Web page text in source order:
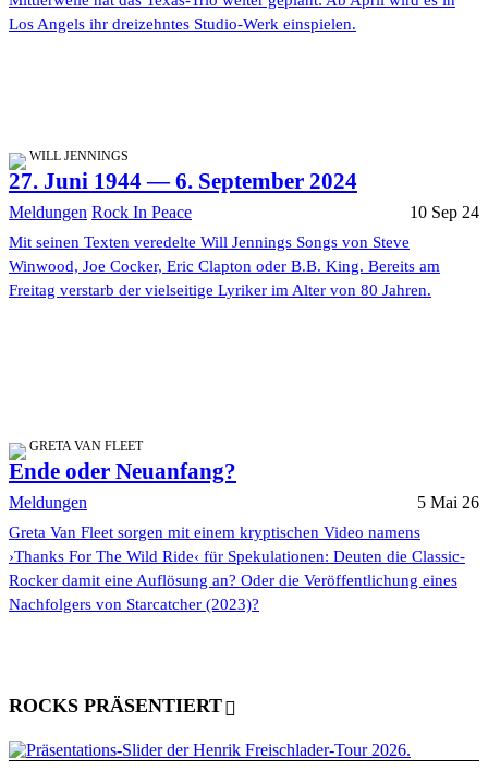
Los Angels ihr dreizehntes Studio-Werk einspielen.
WILL JENNINGS
27. Juni 1944 — 6. September 2024
Meldungen Rock In Peace 10 Sep 24
Mit seinen Texten veredelte Will Jennings Songs von Steve
Winwood, Joe Cocker, Eric Clapton oder B.B. King. Bereits am
Freitag verstarb der vielseitige Lyriker im Alter von 80 Jahren.
GRETA VAN FLEET
Ende oder Neuanfang?
Meldungen 5 Mai 26
Greta Van Fleet sorgen mit einem kryptischen Video namens
›Thanks For The Wild Ride‹ für Spekulationen: Deuten die Classic-
Rocker damit eine Auflösung an? Oder die Veröffentlichung eines
Nachfolgers von Starcatcher (2023)?
ROCKS PRÄSENTIERT